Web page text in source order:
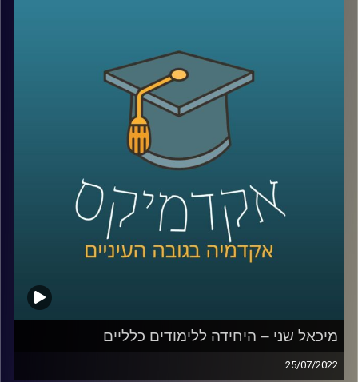
"טון שלטון" בו ידונו הסטודנטים ביחסים שבין מוזיקה
לפוליטיקה. קשר עמוק בהרבה משניתן לחשוב.
האזינו לשיחה עם מיכאל שני, מרצה הקורס.
לשיחה עם מיכאל שני על "המוזיקה של יוהן סבסטיאן באך"
ו"מאופרה לטלנובלה" – לחצו כאן
קרדיט תמונות:AudioVersity
מיכאל שני – היחידה ללימודים כלליים
25/07/2022